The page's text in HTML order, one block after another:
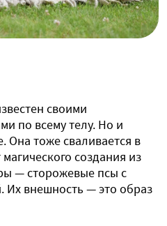
своими
по всему телу. Но и
тоже сваливается в
создания из
— сторожевые псы с
Их внешность — это образ